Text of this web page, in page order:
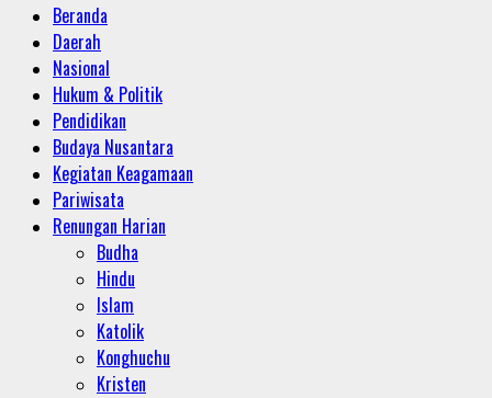
Primary
Menu
Beranda
Daerah
Nasional
Hukum & Politik
Pendidikan
Budaya Nusantara
Kegiatan Keagamaan
Pariwisata
Renungan Harian
Budha
Hindu
Islam
Katolik
Konghuchu
Kristen